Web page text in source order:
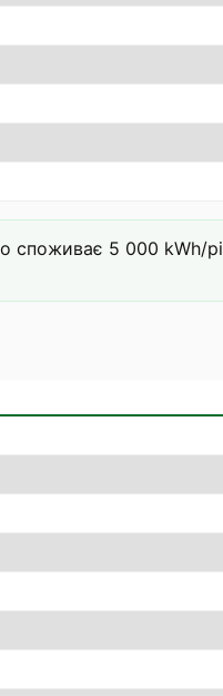
споживає 5 000 kWh/